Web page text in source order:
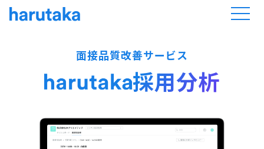
面接品質改善サービス
採用分析